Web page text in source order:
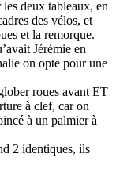
deux tableaux, en
des vélos, et
et la remorque.
Jérémie en
on opte pour une
roues avant ET
à clef, car on
à un palmier à
2 identiques, ils